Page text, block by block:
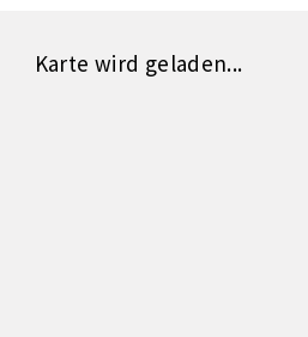
Karte wird geladen...